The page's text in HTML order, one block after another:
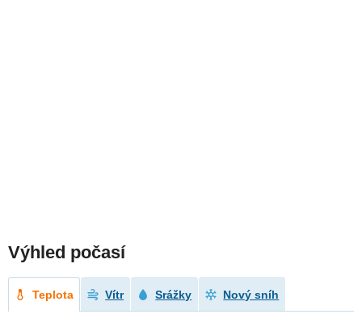
Výhled počasí
Teplota Vítr Srážky Nový sníh